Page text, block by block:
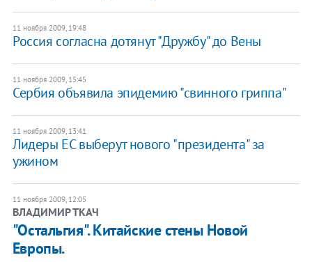
11 ноября 2009, 19:48
Россия согласна дотянут "Дружбу" до Вены
11 ноября 2009, 15:45
Сербия объявила эпидемию "свинного гриппа"
11 ноября 2009, 13:41
Лидеры ЕС выберут нового "президента" за
ужином
11 ноября 2009, 12:05
ВЛАДИМИР ТКАЧ
"Остальгия". Китайские стены Новой
Европы.